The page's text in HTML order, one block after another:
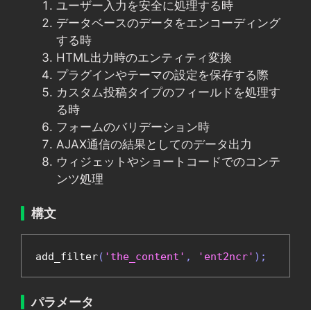
ユーザー入力を安全に処理する時
データベースのデータをエンコーディング
する時
HTML出力時のエンティティ変換
プラグインやテーマの設定を保存する際
カスタム投稿タイプのフィールドを処理す
る時
フォームのバリデーション時
AJAX通信の結果としてのデータ出力
ウィジェットやショートコードでのコンテ
ンツ処理
構文
add_filter( 'the_content' , 'ent2ncr' );
パラメータ